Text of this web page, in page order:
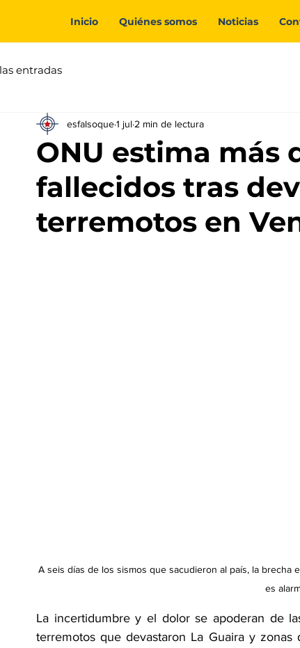
Inicio Quiénes somos Noticias
entradas
ONU estima más
fallecidos tras
terremotos en
esfalsoque1 jul 2 min de lectura
A seis días de los sismos que sacudieron al país, la brecha
es
La incertidumbre y el dolor se apoderan de
terremotos que devastaron La Guaira y